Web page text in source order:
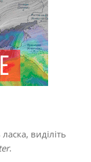
виділіть
.